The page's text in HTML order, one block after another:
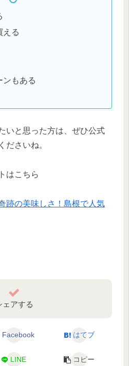
える
ンもある
いと思った方は、ぜひ公式
ださいね。
はこちら
跡の美味しさ！島根で人気
ェアする
Facebook はてブ
LINE コピー